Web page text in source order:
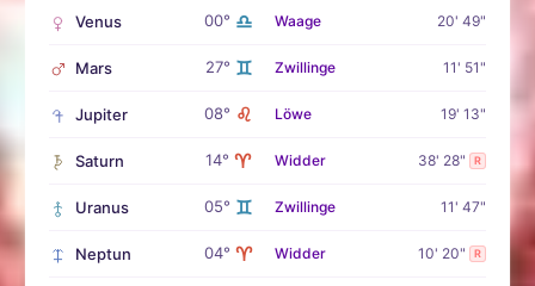
Venus 00° ♎ Waage 20' 49"
Mars 27° ♊ Zwillinge 11' 51"
Jupiter 08° ♌ Löwe 19' 13"
Saturn 14° ♈ Widder 38' 28" R
Uranus 05° ♊ Zwillinge 11' 47"
Neptun 04° ♈ Widder 10' 20" R